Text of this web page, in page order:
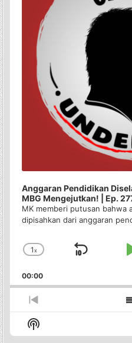
Anggaran Pendidikan
MBG Mengejutkan! | Ep.
MK memberi putusan bahwa
dipisahkan dari anggaran
Change
Rate
1x
Skip
00:00
Previous
Episode
Show
Podcast